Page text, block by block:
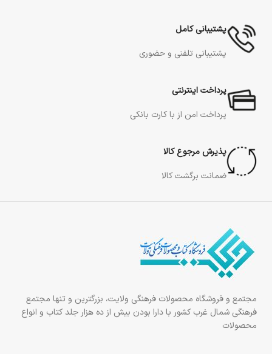
پشتیبانی کامل
پشتیبانی تلفنی و حضوری
پرداخت اینترنتی
پرداخت امن از با کارت بانکی
پذیرش مرجوع کالا
ضمانت برگشت کالا
مجتمع و فروشگاه محصولات فرهنگی ولایت، بزرگترین و تنها مجتمع
فرهنگی شمال غرب کشور با دارا بودن بیش از ده هزار جلد کتاب و انواع
محصولات